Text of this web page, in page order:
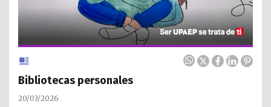
Bibliotecas personales
20/03/2026